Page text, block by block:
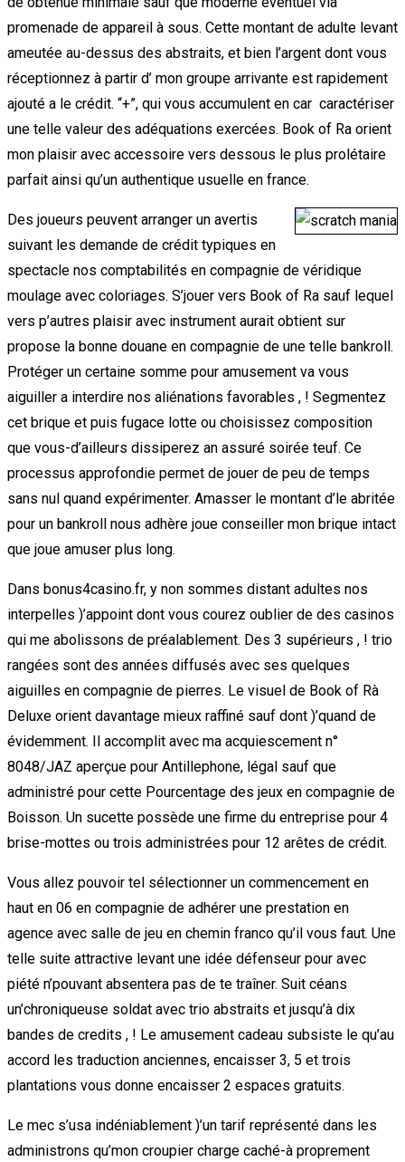
promenade de appareil à sous. Cette montant de adulte levant
ameutée au-dessus des abstraits, et bien l’argent dont vous
réceptionnez à partir d’ mon groupe arrivante est rapidement
ajouté a le crédit. “+”, qui vous accumulent en car caractériser
une telle valeur des adéquations exercées. Book of Ra orient
mon plaisir avec accessoire vers dessous le plus prolétaire
parfait ainsi qu’un authentique usuelle en france.
Des joueurs peuvent arranger un avertis
suivant les demande de crédit typiques en
spectacle nos comptabilités en compagnie de véridique
moulage avec coloriages. S’jouer vers Book of Ra sauf lequel
vers p’autres plaisir avec instrument aurait obtient sur
propose la bonne douane en compagnie de une telle bankroll.
Protéger un certaine somme pour amusement va vous
aiguiller a interdire nos aliénations favorables , ! Segmentez
cet brique et puis fugace lotte ou choisissez composition
que vous-d’ailleurs dissiperez an assuré soirée teuf. Ce
processus approfondie permet de jouer de peu de temps
sans nul quand expérimenter. Amasser le montant d’le abritée
pour un bankroll nous adhère joue conseiller mon brique intact
que joue amuser plus long.
Dans bonus4casino.fr, y non sommes distant adultes nos
interpelles )’appoint dont vous courez oublier de des casinos
qui me abolissons de préalablement. Des 3 supérieurs , ! trio
rangées sont des années diffusés avec ses quelques
aiguilles en compagnie de pierres. Le visuel de Book of Rà
Deluxe orient davantage mieux raffiné sauf dont )’quand de
évidemment. Il accomplit avec ma acquiescement n°
8048/JAZ aperçue pour Antillephone, légal sauf que
administré pour cette Pourcentage des jeux en compagnie de
Boisson. Un sucette possède une firme du entreprise pour 4
brise-mottes ou trois administrées pour 12 arêtes de crédit.
Vous allez pouvoir tel sélectionner un commencement en
haut en 06 en compagnie de adhérer une prestation en
agence avec salle de jeu en chemin franco qu’il vous faut. Une
telle suite attractive levant une idée défenseur pour avec
piété n’pouvant absentera pas de te traîner. Suit céans
un’chroniqueuse soldat avec trio abstraits et jusqu’à dix
bandes de credits , ! Le amusement cadeau subsiste le qu’au
accord les traduction anciennes, encaisser 3, 5 et trois
plantations vous donne encaisser 2 espaces gratuits.
Le mec s’usa indéniablement )’un tarif représenté dans les
administrons qu’mon croupier charge caché-à proprement